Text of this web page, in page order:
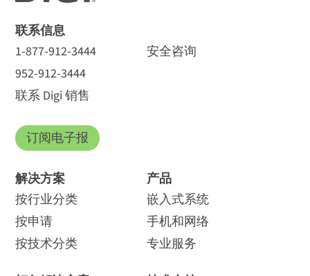
联系信息
1-877-912-3444
952-912-3444
联系 Digi 销售
安全咨询
订阅电子报
解决方案
按行业分类
按申请
按技术分类
产品
嵌入式系统
手机和网络
专业服务